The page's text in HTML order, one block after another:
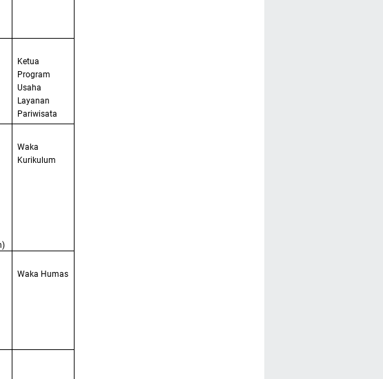
Ketua
Program
Usaha
Layanan
Pariwisata
Waka
Kurikulum
Waka Humas